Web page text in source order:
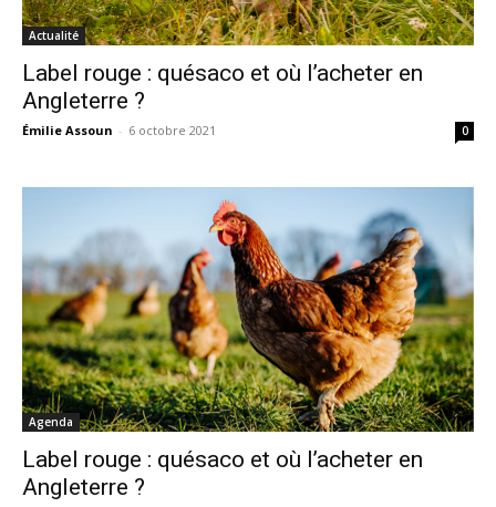
Actualité
Label rouge : quésaco et où l’acheter en
Angleterre ?
Émilie Assoun - 6 octobre 2021 0
Agenda
Label rouge : quésaco et où l’acheter en
Angleterre ?